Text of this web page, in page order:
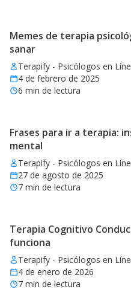
Memes de terapia
sanar
Terapify - Psicólogos en
4 de febrero de 2025
6 min de lectura
Frases para ir a terapia:
mental
Terapify - Psicólogos en
27 de agosto de 2025
7 min de lectura
Terapia Cognitivo
funciona
Terapify - Psicólogos en
4 de enero de 2026
7 min de lectura